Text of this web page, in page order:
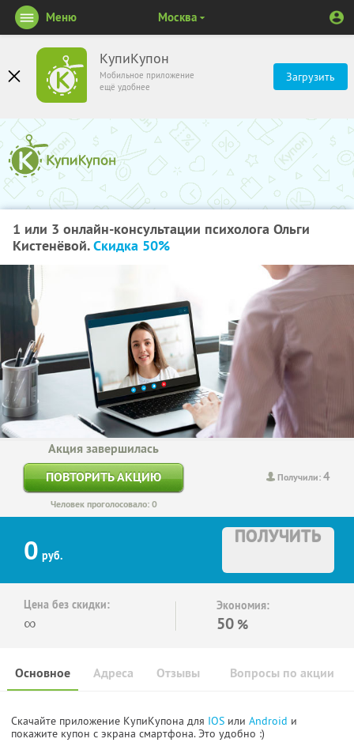
КупиКупон
Мобильное приложение
ещё удобнее
Загрузить
Меню Москва
1 или 3 онлайн-консультации психолога Ольги
Кистенёвой.Скидка 50%
Получили:4
Акция завершилась
ПОВТОРИТЬ АКЦИЮ
Человек проголосовало: 0
0 руб.
ПОЛУЧИТЬ
Цена без скидки:
∞
Экономия:
50 %
Основное Отзывы Вопросы по акции
Адреса
Скачайте приложение КупиКупона для IOS или Android и
покажите купон с экрана смартфона. Это удобно :)